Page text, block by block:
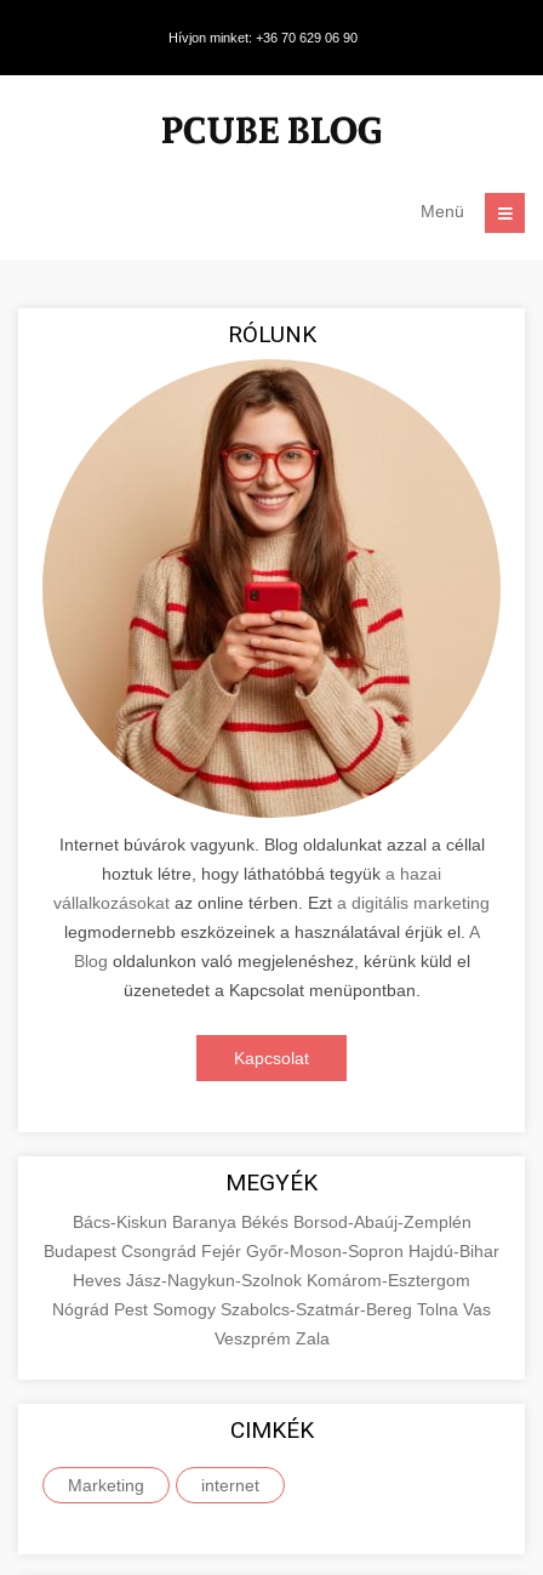
Hívjon minket: +36 70 629 06 90
Menü
RÓLUNK
Internet búvárok vagyunk. Blog oldalunkat azzal a céllal
hoztuk létre, hogy láthatóbbá tegyük a hazai
vállalkozásokat az online térben. Ezt a digitális marketing
legmodernebb eszközeinek a használatával érjük el. A
Blog oldalunkon való megjelenéshez, kérünk küld el
üzenetedet a Kapcsolat menüpontban.
Kapcsolat
MEGYÉK
Bács-Kiskun Baranya Békés Borsod-Abaúj-Zemplén
Budapest Csongrád Fejér Győr-Moson-Sopron Hajdú-Bihar
Heves Jász-Nagykun-Szolnok Komárom-Esztergom
Nógrád Pest Somogy Szabolcs-Szatmár-Bereg Tolna Vas
Veszprém Zala
CIMKÉK
Marketing internet